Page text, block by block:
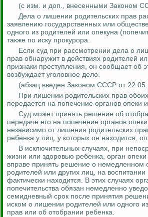
(с изм. и доп., внесенными Законом
Дела о лишении родительских прав
заявлению государственных или
одного из родителей или опекуна
также по иску прокурора.
Если суд при рассмотрении дела о
прав обнаружит в действиях родителей
признаки преступления, он сообщает об
возбуждает уголовное дело.
(абзац введен Законом СССР от
При лишении родительских прав
передается на попечение органов опеки
Суд может принять решение об
передаче его на попечение органов
независимо от лишения родительских
ребенка у лиц, у которых он находится,
В исключительных случаях, при
жизни или здоровью ребенка, орган опеки
вправе принять решение о немедленном
родителей или других лиц, на воспитании
фактически находится. В этих случаях
попечительства обязан немедленно
семидневный срок после принятия
иском о лишении родителей или одного
прав или об отобрании ребенка.